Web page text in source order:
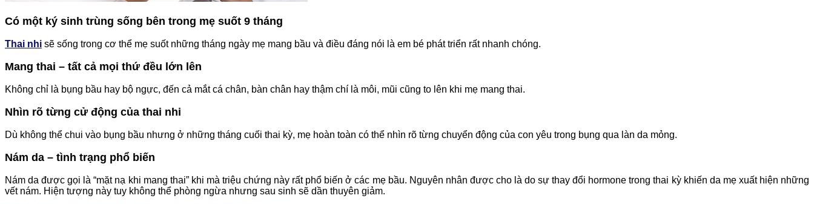
Có một ký sinh trùng sống bên trong mẹ suốt 9 tháng
Thai nhi sẽ sống trong cơ thể mẹ suốt những tháng ngày mẹ mang bầu và điều đáng nói là em bé phát triển rất nhanh chóng.
Mang thai – tất cả mọi thứ đều lớn lên
Không chỉ là bụng bầu hay bộ ngực, đến cả mắt cá chân, bàn chân hay thậm chí là môi, mũi cũng to lên khi mẹ mang thai.
Nhìn rõ từng cử động của thai nhi
Dù không thể chui vào bụng bầu nhưng ở những tháng cuối thai kỳ, mẹ hoàn toàn có thể nhìn rõ từng chuyển động của con yêu trong bụng qua làn da mỏng.
Nám da – tình trạng phổ biến
Nám da được gọi là “mặt nạ khi mang thai” khi mà triệu chứng này rất phổ biến ở các mẹ bầu. Nguyên nhân được cho là do sự thay đổi hormone trong thai kỳ khiến da mẹ xuất hiện những
vết nám. Hiện tượng này tuy không thể phòng ngừa nhưng sau sinh sẽ dần thuyên giảm.